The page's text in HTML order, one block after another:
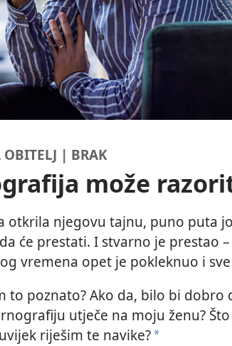
OBITELJ | BRAK
može
otkrila njegovu tajnu, puno puta
će prestati. I stvarno je prestao
vremena opet je pokleknuo i
to poznato? Ako da, bilo bi dobro
utječe na moju ženu?
riješim te navike?a